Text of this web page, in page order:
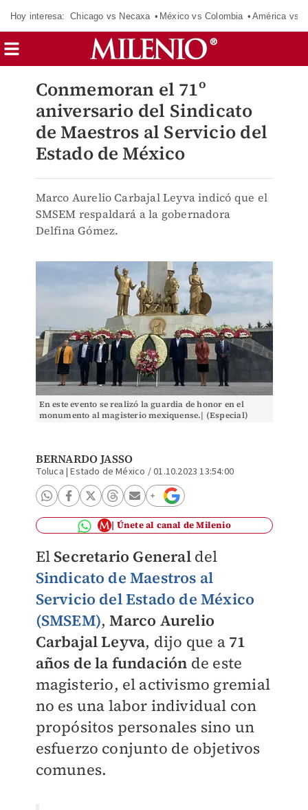
Hoy interesa: Chicago vs Necaxa México vs Colombia América vs
Conmemoran el 71º
aniversario del Sindicato
de Maestros al Servicio del
Estado de México
Marco Aurelio Carbajal Leyva indicó que el
SMSEM respaldará a la gobernadora
Delfina Gómez.
En este evento se realizó la guardia de honor en el
monumento al magisterio mexiquense.| (Especial)
BERNARDO JASSO
Toluca | Estado de México /01.10.2023 13:54:00
Únete al canal de Milenio
El Secretario General del
Sindicato de Maestros al
Servicio del Estado de México
(SMSEM), Marco Aurelio
Carbajal Leyva, dijo que a71
años de la fundación de este
magisterio, el activismo gremial
no es una labor individual con
propósitos personales sino un
esfuerzo conjunto de objetivos
comunes.